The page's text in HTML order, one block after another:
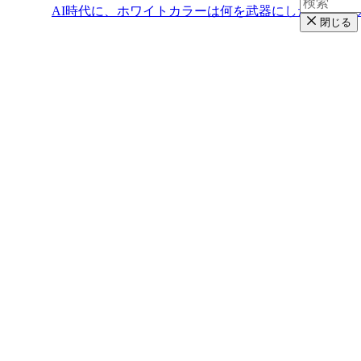
AI時代に、ホワイトカラーは何を武器にしたらいい
閉じる